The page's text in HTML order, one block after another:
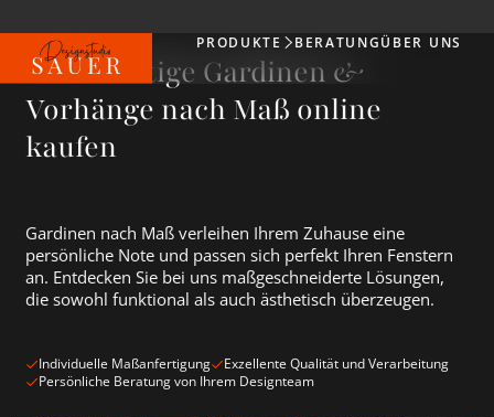
Produkte
PRODUKTE BERATUNGÜBER UNS
Hochwertige Gardinen &
Vorhänge nach Maß online
kaufen
Gardinen nach Maß verleihen Ihrem Zuhause eine
persönliche Note und passen sich perfekt Ihren Fenstern
an. Entdecken Sie bei uns maßgeschneiderte Lösungen,
die sowohl funktional als auch ästhetisch überzeugen.
Individuelle Maßanfertigung
Exzellente Qualität und Verarbeitung
Persönliche Beratung von Ihrem Designteam